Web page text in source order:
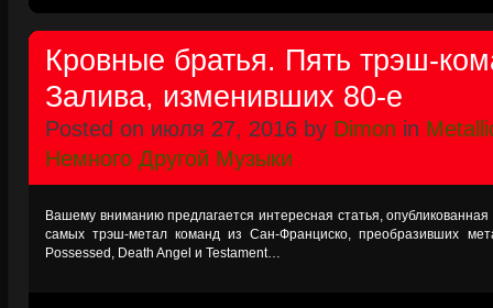
Кровные братья. Пять трэш-
Залива, изменивших 80-е
Posted on июля 27, 2016 by Dimon in
Немного Другой Музыки
Вашему вниманию предлагается интересная статья,
самых трэш-метал команд из Сан-Франциско, преобразивших
Possessed, Death Angel и Testament…